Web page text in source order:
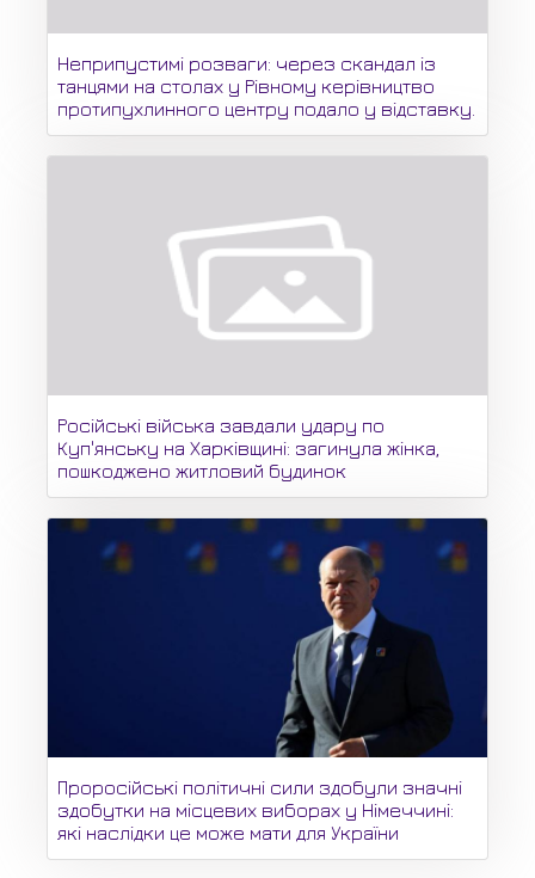
Неприпустимі розваги: через скандал із
танцями на столах у Рівному керівництво
протипухлинного центру подало у відставку.
Російські війська завдали удару по
Куп'янську на Харківщині: загинула жінка,
пошкоджено житловий будинок
Проросійські політичні сили здобули значні
здобутки на місцевих виборах у Німеччині:
які наслідки це може мати для України